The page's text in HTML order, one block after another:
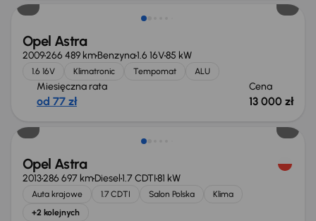
Opel Astra
2009266 489 kmBenzyna1.6 16V85 kW
1.6 16V Klimatronic Tempomat ALU
Miesięczna rata
od 77 zł
Cena
13 000 zł
Taniej o 500 zł
Opel Astra
2013286 697 kmDiesel1.7 CDTI81 kW
Auta krajowe 1.7 CDTI Salon Polska
Klima
+2 kolejnych